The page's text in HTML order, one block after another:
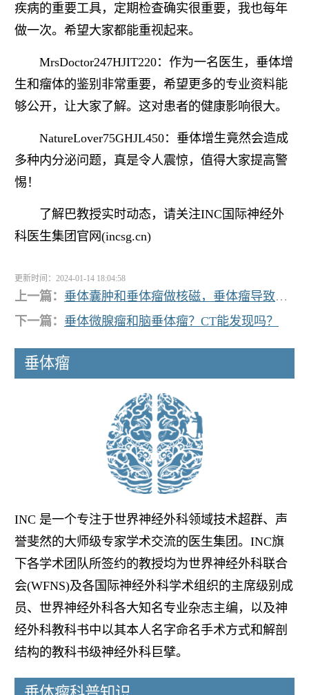
疾病的重要工具，定期检查确实很重要，我也每年
做一次。希望大家都能重视起来。
MrsDoctor247HJIT220：作为一名医生，垂体增
生和瘤体的鉴别非常重要，希望更多的专业资料能
够公开，让大家了解。这对患者的健康影响很大。
NatureLover75GHJL450：垂体增生竟然会造成
多种内分泌问题，真是令人震惊，值得大家提高警
惕！
了解巴教授实时动态，请关注INC国际神经外
科医生集团官网(incsg.cn)
更新时间：2024-01-14 18:04:58
上一篇： 垂体囊肿和垂体瘤做核磁，垂体瘤导致甲状腺乳头癌？
下一篇： 垂体微腺瘤和脑垂体瘤？CT能发现吗？
垂体瘤
INC 是一个专注于世界神经外科领域技术超群、声
誉斐然的大师级专家学术交流的医生集团。INC旗
下各学术团队所签约的教授均为世界神经外科联合
会(WFNS)及各国际神经外科学术组织的主席级别成
员、世界神经外科各大知名专业杂志主编，以及神
经外科教科书中以其本人名字命名手术方式和解剖
结构的教科书级神经外科巨擘。